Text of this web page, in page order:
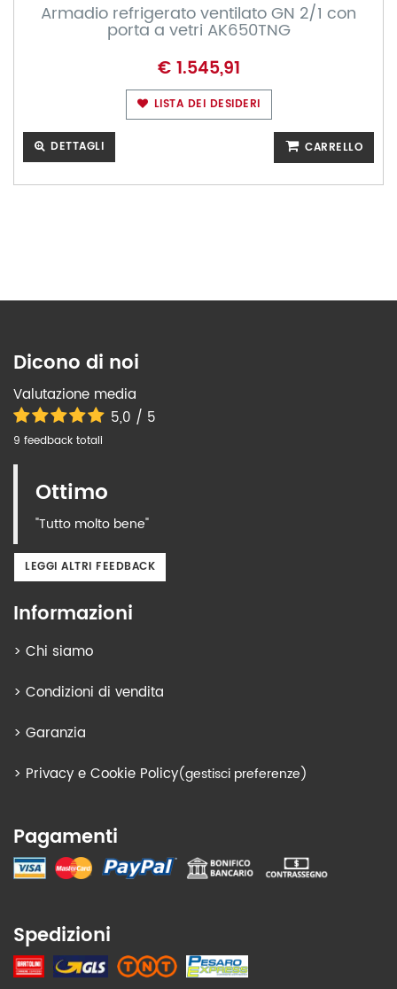
Armadio refrigerato ventilato GN 2/1 con
porta a vetri AK650TNG
€ 1.545,91
LISTA DEI DESIDERI
DETTAGLI CARRELLO
Dicono di noi
Valutazione media
5,0 / 5
9 feedback totali
Ottimo
"Tutto molto bene"
LEGGI ALTRI FEEDBACK
Informazioni
> Chi siamo
> Condizioni di vendita
> Garanzia
> Privacy e Cookie Policy(gestisci preferenze)
Pagamenti
Spedizioni